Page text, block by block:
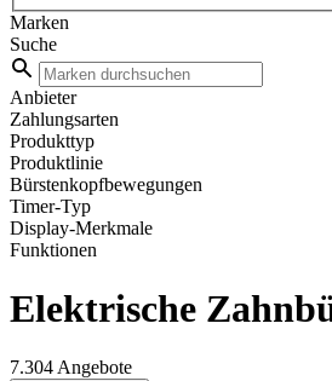
Marken
Suche
Anbieter
Zahlungsarten
Produkttyp
Produktlinie
Bürstenkopfbewegungen
Timer-Typ
Display-Merkmale
Funktionen
Elektrische
7.304 Angebote